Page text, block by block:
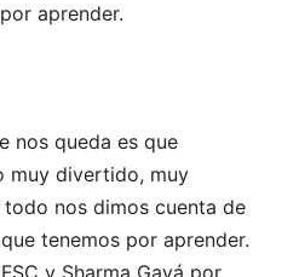
aprender.
nos queda es que
muy divertido, muy
nos dimos cuenta de
tenemos por aprender.